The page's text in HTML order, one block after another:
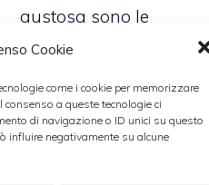
Cookie
come i cookie per memorizzare
a queste tecnologie ci
di navigazione o ID unici su questo
influire negativamente su alcune
gustosa sono le
veloci